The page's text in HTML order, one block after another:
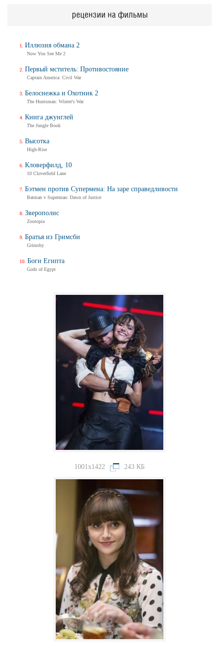
1001x1422 243 КБ
рецензии на фильмы
Иллюзия обмана 2
Now You See Me 2
Первый мститель: Противостояние
Captain America: Civil War
Белоснежка и Охотник 2
The Huntsman: Winter's War
Книга джунглей
The Jungle Book
Высотка
High-Rise
Кловерфилд, 10
10 Cloverfield Lane
Бэтмен против Супермена: На заре справедливости
Batman v Superman: Dawn of Justice
Зверополис
Zootopia
Братья из Гримсби
Grimsby
Боги Египта
Gods of Egypt